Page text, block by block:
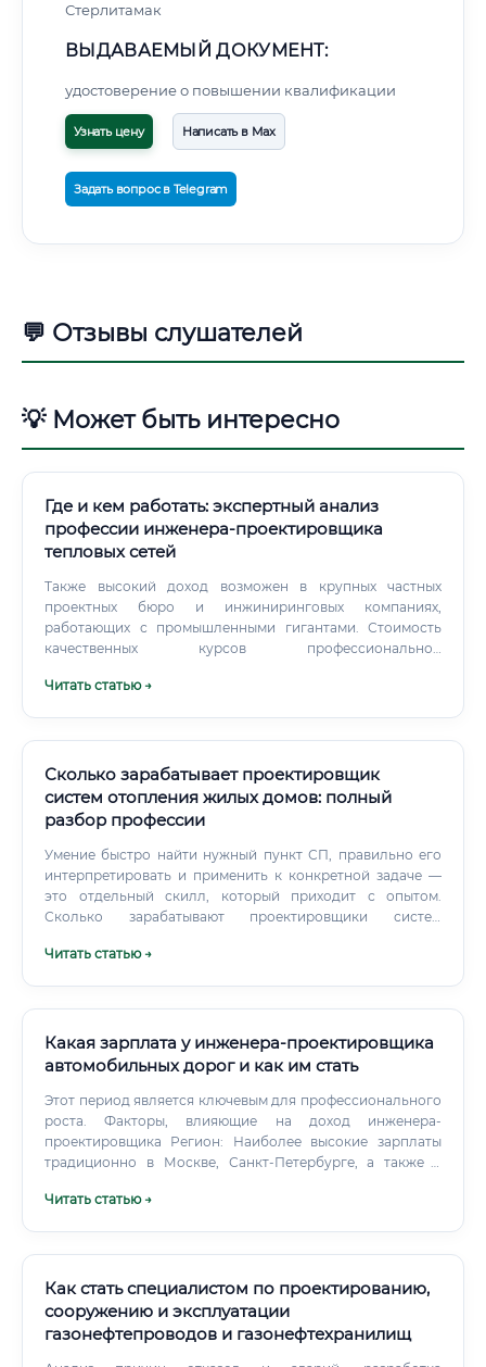
Стерлитамак
ВЫДАВАЕМЫЙ ДОКУМЕНТ:
удостоверение о повышении квалификации
Узнать цену Написать в Max
Задать вопрос в Telegram
💬 Отзывы слушателей
💡 Может быть интересно
Где и кем работать: экспертный анализ
профессии инженера-проектировщика
тепловых сетей
Также высокий доход возможен в крупных частных
проектных бюро и инжиниринговых компаниях,
работающих с промышленными гигантами. Стоимость
качественных курсов профессиональной
рублей. При стартовой зарплате в 60 000 рублей,
Читать статью →
Сколько зарабатывает проектировщик
систем отопления жилых домов: полный
разбор профессии
Умение быстро найти нужный пункт СП, правильно его
интерпретировать и применить к конкретной задаче —
это отдельный скилл, который приходит с опытом.
Сколько зарабатывают проектировщики систем
Читать статью →
Какая зарплата у инженера-проектировщика
автомобильных дорог и как им стать
Этот период является ключевым для профессионального
роста. Факторы, влияющие на доход инженера-
проектировщика Регион: Наиболее высокие зарплаты
традиционно в Москве, Санкт-Петербурге, а также в
крупные инфраструктурные проекты (например,
Читать статью →
Как стать специалистом по проектированию,
сооружению и эксплуатации
газонефтепроводов и газонефтехранилищ